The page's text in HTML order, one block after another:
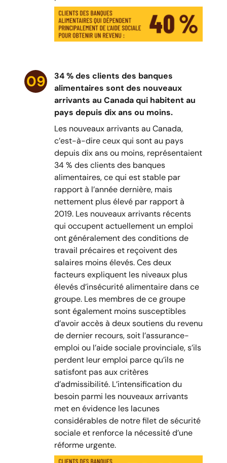
09
34 % des clients des banques
alimentaires sont des nouveaux
arrivants au Canada qui habitent au
pays depuis dix ans ou moins.
Les nouveaux arrivants au Canada,
c’est-à-dire ceux qui sont au pays
depuis dix ans ou moins, représentaient
34 % des clients des banques
alimentaires, ce qui est stable par
rapport à l’année dernière, mais
nettement plus élevé par rapport à
2019. Les nouveaux arrivants récents
qui occupent actuellement un emploi
ont généralement des conditions de
travail précaires et reçoivent des
salaires moins élevés. Ces deux
facteurs expliquent les niveaux plus
élevés d’insécurité alimentaire dans ce
groupe. Les membres de ce groupe
sont également moins susceptibles
d’avoir accès à deux soutiens du revenu
de dernier recours, soit l’assurance-
emploi ou l’aide sociale provinciale, s’ils
perdent leur emploi parce qu’ils ne
satisfont pas aux critères
d’admissibilité. L’intensification du
besoin parmi les nouveaux arrivants
met en évidence les lacunes
considérables de notre filet de sécurité
sociale et renforce la nécessité d’une
réforme urgente.